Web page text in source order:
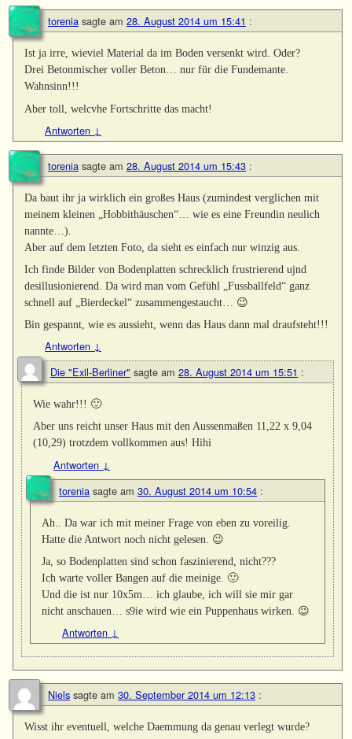
torenia sagte am 28. August 2014 um 15:41 :
Ist ja irre, wieviel Material da im Boden versenkt wird. Oder?
Drei Betonmischer voller Beton… nur für die Fundemante.
Wahnsinn!!!
Aber toll, welcvhe Fortschritte das macht!
Antworten ↓
torenia sagte am 28. August 2014 um 15:43 :
Da baut ihr ja wirklich ein großes Haus (zumindest verglichen mit
meinem kleinen „Hobbithäuschen“… wie es eine Freundin neulich
nannte…).
Aber auf dem letzten Foto, da sieht es einfach nur winzig aus.
Ich finde Bilder von Bodenplatten schrecklich frustrierend ujnd
desillusionierend. Da wird man vom Gefühl „Fussballfeld“ ganz
schnell auf „Bierdeckel“ zusammengestaucht… 😉
Bin gespannt, wie es aussieht, wenn das Haus dann mal draufsteht!!!
Antworten ↓
Die "Exil-Berliner" sagte am 28. August 2014 um 15:51 :
Wie wahr!!! 🙂
Aber uns reicht unser Haus mit den Aussenmaßen 11,22 x 9,04
(10,29) trotzdem vollkommen aus! Hihi
Antworten ↓
torenia sagte am 30. August 2014 um 10:54 :
Ah.. Da war ich mit meiner Frage von eben zu voreilig.
Hatte die Antwort noch nicht gelesen. 😉
Ja, so Bodenplatten sind schon faszinierend, nicht???
Ich warte voller Bangen auf die meinige. 🙂
Und die ist nur 10x5m… ich glaube, ich will sie mir gar
nicht anschauen… s9ie wird wie ein Puppenhaus wirken. 😉
Antworten ↓
Niels sagte am 30. September 2014 um 12:13 :
Wisst ihr eventuell, welche Daemmung da genau verlegt wurde?